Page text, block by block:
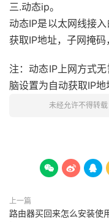
三.动态ip。
动态IP是以太网线接
获取IP地址，子网掩码
注：动态IP上网方式
脑设置为自动获取IP地
未经允许不得转载
  
上一篇
路由器买回来怎么安装使